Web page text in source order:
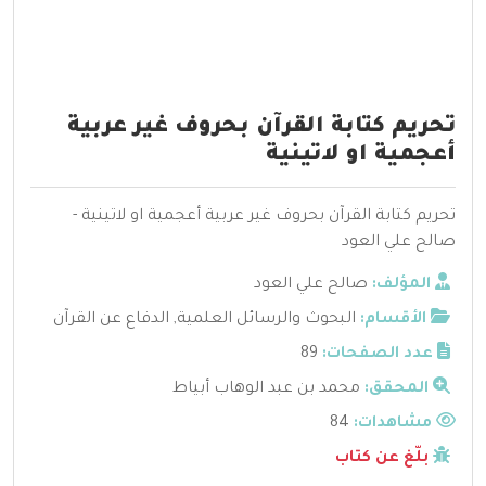
تحريم كتابة القرآن بحروف غير عربية
أعجمية او لاتينية
تحريم كتابة القرآن بحروف غير عربية أعجمية او لاتينية -
صالح علي العود
المؤلف: صالح علي العود
الأقسام: البحوث والرسائل العلمية, الدفاع عن القرآن
عدد الصفحات: 89
المحقق: محمد بن عبد الوهاب أبياط
مشاهدات:
بلّغ عن كتاب